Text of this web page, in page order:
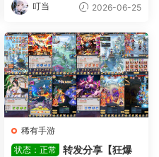
叮当 2026-06-25
稀有手游
状态：正常
转发分享【狂爆